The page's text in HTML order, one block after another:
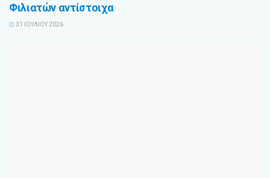
Φιλιατών αντίστοιχα
31 ΙΟΥΛΊΟΥ 2026